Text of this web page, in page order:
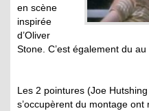
en scène
inspirée
d’Oliver
Stone. C’est également du au
Les 2 pointures (Joe
s’occupèrent du montage